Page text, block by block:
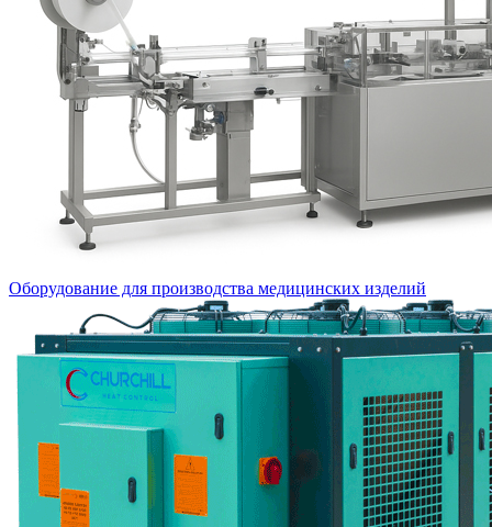
Оборудование для производства медицинских изделий